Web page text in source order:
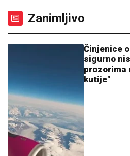
Zanimljivo
Činjenice
sigurno
prozorima
kutije"